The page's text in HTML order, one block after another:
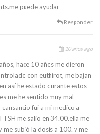
puede ayudar
Responder
10 años ago
hace 10 años me dieron
con euthirot, me bajan
así he estado durante estos
me he sentido muy mal
fui a mi medico a
TSH me salio en 34.00.ella me
me subió la dosis a 100. y me